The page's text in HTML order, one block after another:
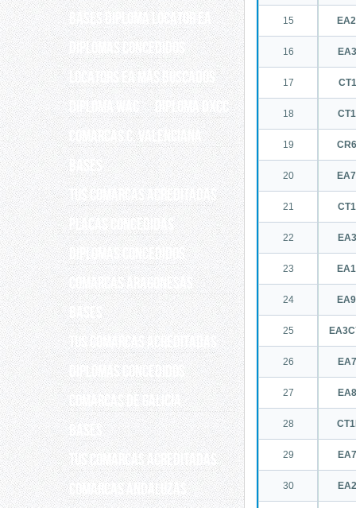
Bases Diploma Locator EA
Diplomas concedidos
Locators EA más buscados
DIPLOMA WAC
Diploma DXCC
Comarcas C. Valenciana
Bases
Tus Comarcas acreditadas
Placas concedidas
DIPLOMAS CONCEDIDOS
COMARCAS ARAGONESAS
Bases
Tus comarcas acreditadas
DIPLOMAS CONCEDIDOS
COMARCAS DE GALICIA
Bases
Tus comarcas acreditadas
COMARCAS ANDALUZAS
15
16
17
18
19
20
21
22
23
24
25
26
27
28
29
30